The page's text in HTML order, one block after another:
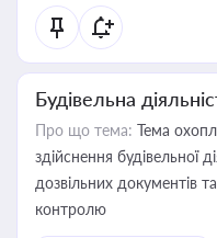
Будівельна
Про що тема: Тема
здійснення будівельної
дозвільних документів
контролю